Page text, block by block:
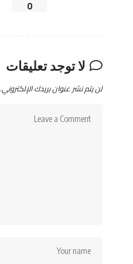
0
لا توجد تعليقات
لن يتم نشر عنوان بريدك الإلكتروني.